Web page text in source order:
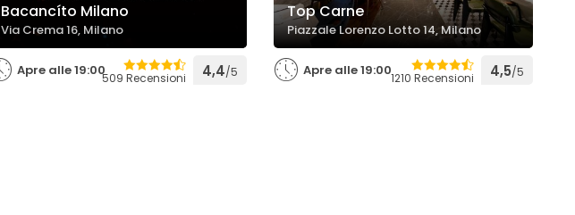
Bacancíto Milano
Via Crema 16, Milano
Apre alle 19:00509 Recensioni 4,4/5
Top Carne
Piazzale Lorenzo Lotto 14, Milano
Apre alle 19:001210 Recensioni 4,5/5